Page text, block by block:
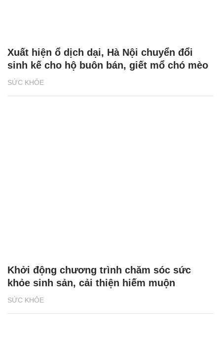
SỨC KHỎE
Xuất hiện ổ dịch dại, Hà Nội chuyển đổi
sinh kế cho hộ buôn bán, giết mổ chó mèo
SỨC KHỎE
Khởi động chương trình chăm sóc sức
khỏe sinh sản, cải thiện hiếm muộn